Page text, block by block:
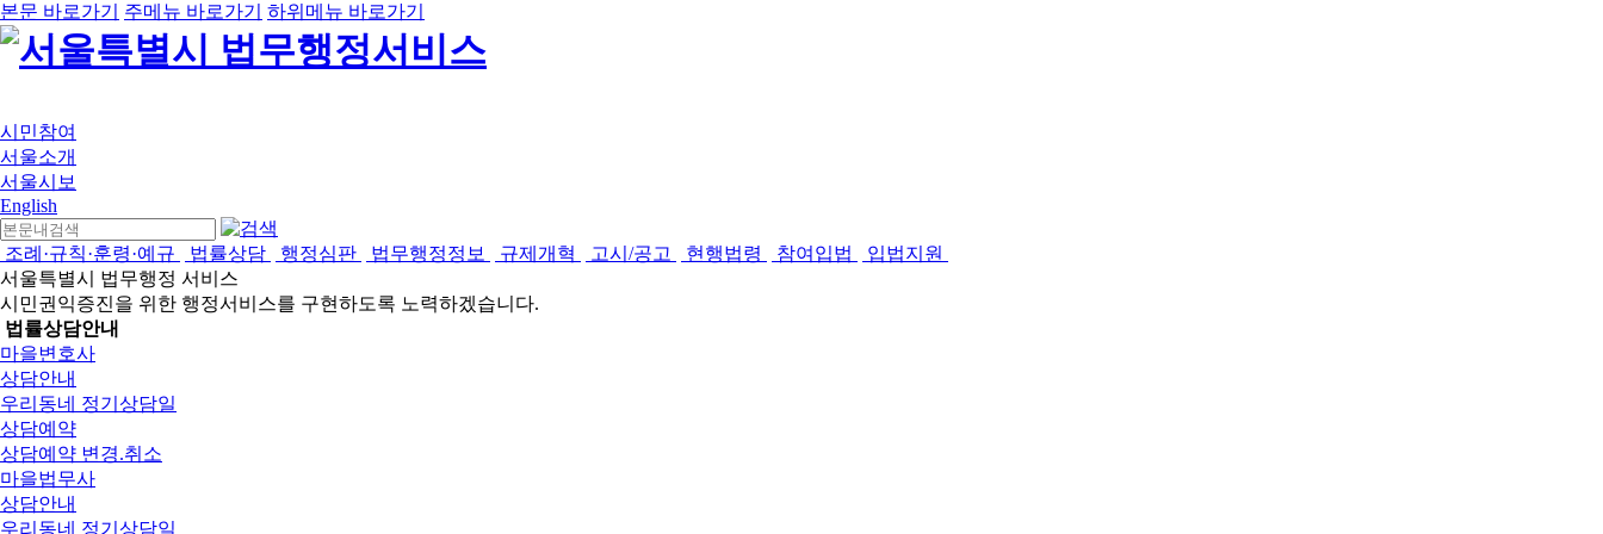
본문 바로가기 주메뉴 바로가기 하위메뉴 바로가기
시민참여
서울소개
서울시보
English
조례·규칙·훈령·예규 법률상담 행정심판 법무행정정보 규제개혁 고시/공고 현행법령 참여입법
입법지원
서울특별시 법무행정 서비스
시민권익증진을 위한 행정서비스를 구현하도록 노력하겠습니다.
법률상담안내
마을변호사
상담안내
우리동네 정기상담일
상담예약
상담예약 변경.취소
마을법무사
상담안내
우리동네 정기상담일